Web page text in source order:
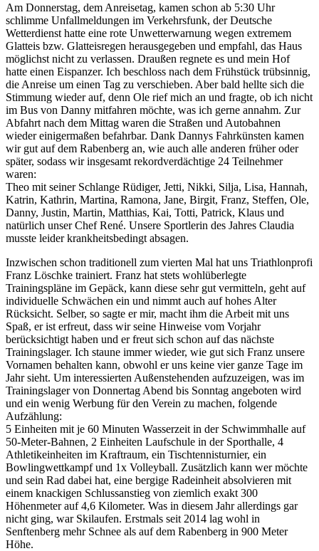
Am Donnerstag, dem Anreisetag, kamen schon ab 5:30 Uhr
schlimme Unfallmeldungen im Verkehrsfunk, der Deutsche
Wetterdienst hatte eine rote Unwetterwarnung wegen extremem
Glatteis bzw. Glatteisregen herausgegeben und empfahl, das Haus
möglichst nicht zu verlassen. Draußen regnete es und mein Hof
hatte einen Eispanzer. Ich beschloss nach dem Frühstück trübsinnig,
die Anreise um einen Tag zu verschieben. Aber bald hellte sich die
Stimmung wieder auf, denn Ole rief mich an und fragte, ob ich nicht
im Bus von Danny mitfahren möchte, was ich gerne annahm. Zur
Abfahrt nach dem Mittag waren die Straßen und Autobahnen
wieder einigermaßen befahrbar. Dank Dannys Fahrkünsten kamen
wir gut auf dem Rabenberg an, wie auch alle anderen früher oder
später, sodass wir insgesamt rekordverdächtige 24 Teilnehmer
waren:
Theo mit seiner Schlange Rüdiger, Jetti, Nikki, Silja, Lisa, Hannah,
Katrin, Kathrin, Martina, Ramona, Jane, Birgit, Franz, Steffen, Ole,
Danny, Justin, Martin, Matthias, Kai, Totti, Patrick, Klaus und
natürlich unser Chef René. Unsere Sportlerin des Jahres Claudia
musste leider krankheitsbedingt absagen.
Inzwischen schon traditionell zum vierten Mal hat uns Triathlonprofi
Franz Löschke trainiert. Franz hat stets wohlüberlegte
Trainingspläne im Gepäck, kann diese sehr gut vermitteln, geht auf
individuelle Schwächen ein und nimmt auch auf hohes Alter
Rücksicht. Selber, so sagte er mir, macht ihm die Arbeit mit uns
Spaß, er ist erfreut, dass wir seine Hinweise vom Vorjahr
berücksichtigt haben und er freut sich schon auf das nächste
Trainingslager. Ich staune immer wieder, wie gut sich Franz unsere
Vornamen behalten kann, obwohl er uns keine vier ganze Tage im
Jahr sieht. Um interessierten Außenstehenden aufzuzeigen, was im
Trainingslager von Donnertag Abend bis Sonntag angeboten wird
und ein wenig Werbung für den Verein zu machen, folgende
Aufzählung:
5 Einheiten mit je 60 Minuten Wasserzeit in der Schwimmhalle auf
50-Meter-Bahnen, 2 Einheiten Laufschule in der Sporthalle, 4
Athletikeinheiten im Kraftraum, ein Tischtennisturnier, ein
Bowlingwettkampf und 1x Volleyball. Zusätzlich kann wer möchte
und sein Rad dabei hat, eine bergige Radeinheit absolvieren mit
einem knackigen Schlussanstieg von ziemlich exakt 300
Höhenmeter auf 4,6 Kilometer. Was in diesem Jahr allerdings gar
nicht ging, war Skilaufen. Erstmals seit 2014 lag wohl in
Senftenberg mehr Schnee als auf dem Rabenberg in 900 Meter
Höhe.